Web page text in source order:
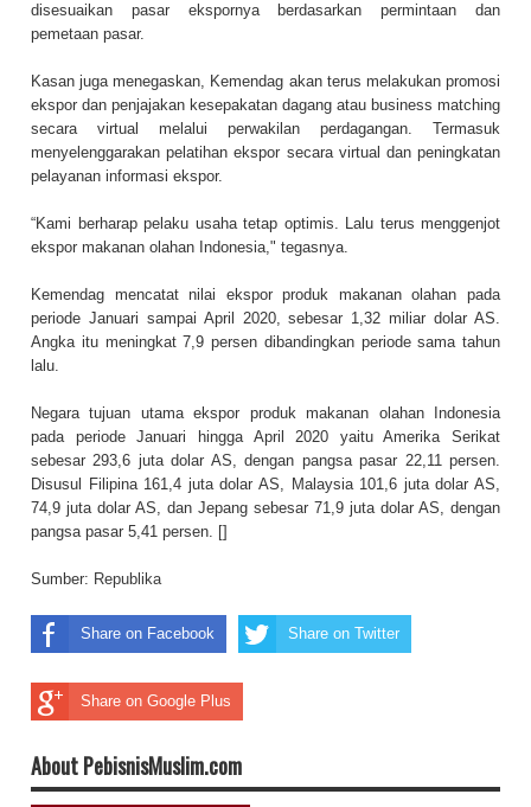
disesuaikan pasar ekspornya berdasarkan permintaan dan
pemetaan pasar.
Kasan juga menegaskan, Kemendag akan terus melakukan promosi
ekspor dan penjajakan kesepakatan dagang atau business matching
secara virtual melalui perwakilan perdagangan. Termasuk
menyelenggarakan pelatihan ekspor secara virtual dan peningkatan
pelayanan informasi ekspor.
“Kami berharap pelaku usaha tetap optimis. Lalu terus menggenjot
ekspor makanan olahan Indonesia," tegasnya.
Kemendag mencatat nilai ekspor produk makanan olahan pada
periode Januari sampai April 2020, sebesar 1,32 miliar dolar AS.
Angka itu meningkat 7,9 persen dibandingkan periode sama tahun
lalu.
Negara tujuan utama ekspor produk makanan olahan Indonesia
pada periode Januari hingga April 2020 yaitu Amerika Serikat
sebesar 293,6 juta dolar AS, dengan pangsa pasar 22,11 persen.
Disusul Filipina 161,4 juta dolar AS, Malaysia 101,6 juta dolar AS,
74,9 juta dolar AS, dan Jepang sebesar 71,9 juta dolar AS, dengan
pangsa pasar 5,41 persen. []
Sumber: Republika
Share on Facebook Share on Twitter
Share on Google Plus
About PebisnisMuslim.com